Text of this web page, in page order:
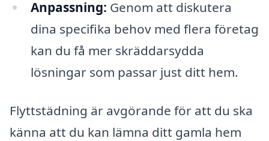
Anpassning: Genom att diskutera
dina specifika behov med flera företag
kan du få mer skräddarsydda
lösningar som passar just ditt hem.
Flyttstädning är avgörande för att du ska
känna att du kan lämna ditt gamla hem